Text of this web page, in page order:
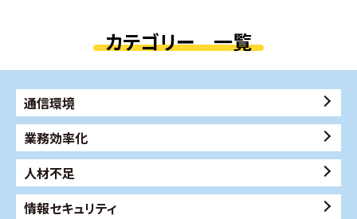
カテゴリー 一覧
通信環境
業務効率化
人材不足
情報セキュリティ